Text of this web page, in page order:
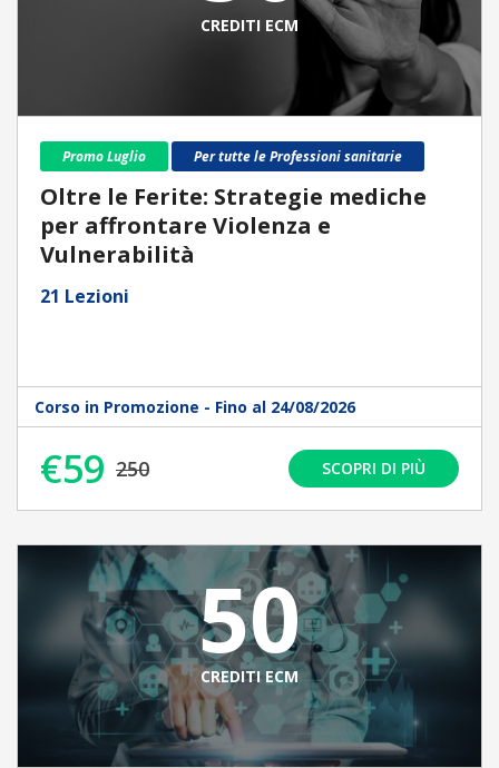
CREDITI ECM
Promo Luglio Per tutte le Professioni sanitarie
Oltre le Ferite: Strategie mediche
per affrontare Violenza e
Vulnerabilità
21 Lezioni
Corso in Promozione - Fino al 24/08/2026
€59 250 SCOPRI DI PIÙ
50
CREDITI ECM